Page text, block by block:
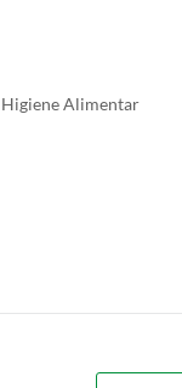
Higiene Alimentar